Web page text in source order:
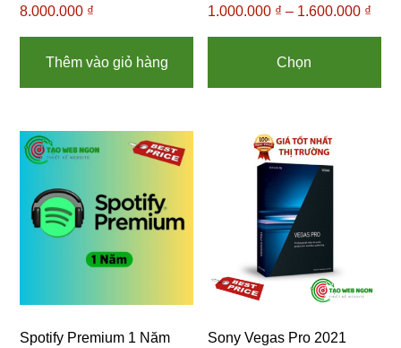
8.000.000 ₫
Thêm vào giỏ hàng
1.000.000 ₫ – 1.600.000 ₫
Chọn
Spotify Premium 1 Năm
Sony Vegas Pro 2021